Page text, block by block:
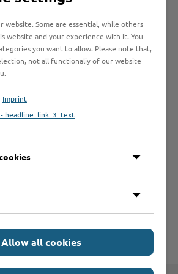
D E
X Y Z
website. Some are essential, while others
website and your experience with it. You
you want to allow. Please note that,
not all functionaliy of our website
Imprint
headline_link_3_text
Allow all cookies